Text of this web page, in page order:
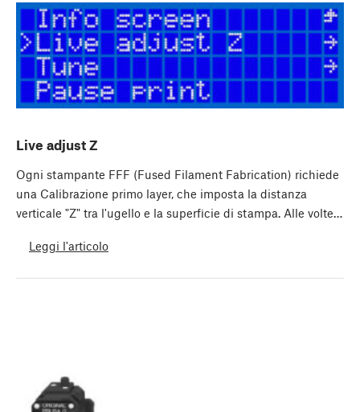
Live adjust Z
Ogni stampante FFF (Fused Filament Fabrication) richiede
una Calibrazione primo layer, che imposta la distanza
verticale "Z" tra l'ugello e la superficie di stampa. Alle volte…
Leggi l'articolo